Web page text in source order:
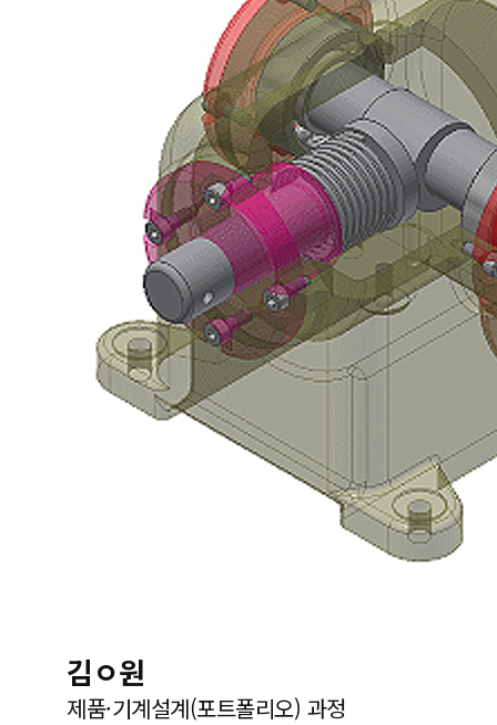
김ㅇ원
제품·기계설계(포트폴리오) 과정